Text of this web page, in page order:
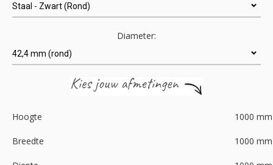
Diameter:
Hoogte 1000 mm
Breedte 1000 mm